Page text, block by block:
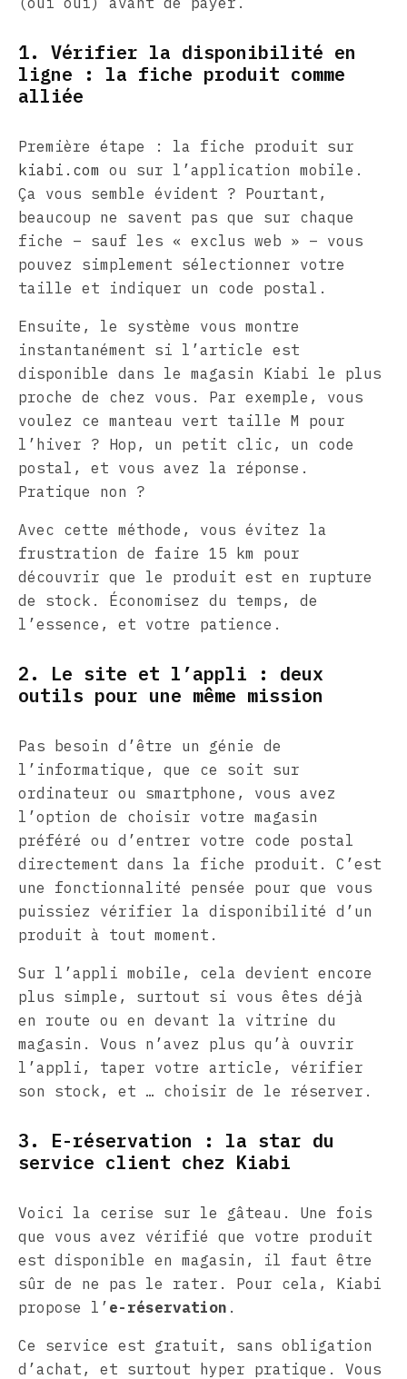
1. Vérifier la disponibilité en
ligne : la fiche produit comme
alliée
Première étape : la fiche produit sur
kiabi.com ou sur l’application mobile.
Ça vous semble évident ? Pourtant,
beaucoup ne savent pas que sur chaque
fiche – sauf les « exclus web » – vous
pouvez simplement sélectionner votre
taille et indiquer un code postal.
Ensuite, le système vous montre
instantanément si l’article est
disponible dans le magasin Kiabi le plus
proche de chez vous. Par exemple, vous
voulez ce manteau vert taille M pour
l’hiver ? Hop, un petit clic, un code
postal, et vous avez la réponse.
Pratique non ?
Avec cette méthode, vous évitez la
frustration de faire 15 km pour
découvrir que le produit est en rupture
de stock. Économisez du temps, de
l’essence, et votre patience.
2. Le site et l’appli : deux
outils pour une même mission
Pas besoin d’être un génie de
l’informatique, que ce soit sur
ordinateur ou smartphone, vous avez
l’option de choisir votre magasin
préféré ou d’entrer votre code postal
directement dans la fiche produit. C’est
une fonctionnalité pensée pour que vous
puissiez vérifier la disponibilité d’un
produit à tout moment.
Sur l’appli mobile, cela devient encore
plus simple, surtout si vous êtes déjà
en route ou en devant la vitrine du
magasin. Vous n’avez plus qu’à ouvrir
l’appli, taper votre article, vérifier
son stock, et … choisir de le réserver.
3. E-réservation : la star du
service client chez Kiabi
Voici la cerise sur le gâteau. Une fois
que vous avez vérifié que votre produit
est disponible en magasin, il faut être
sûr de ne pas le rater. Pour cela, Kiabi
propose l’ e-réservation .
Ce service est gratuit, sans obligation
d’achat, et surtout hyper pratique. Vous